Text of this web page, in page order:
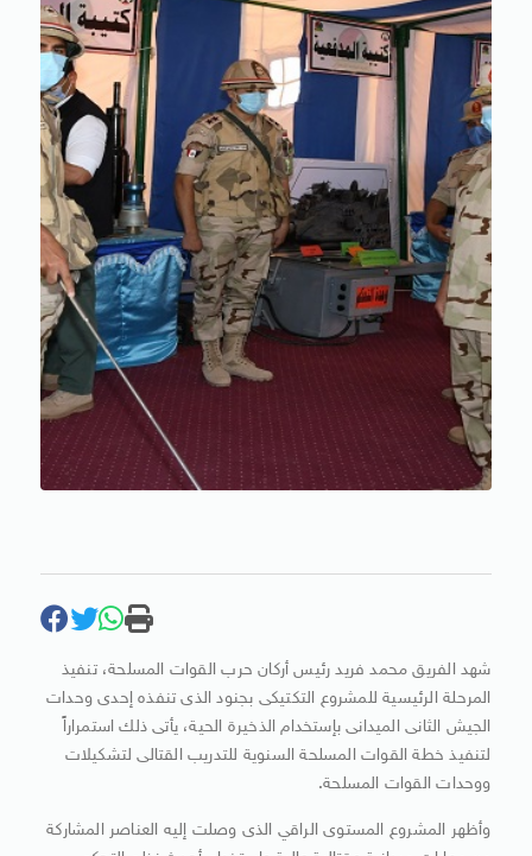
شهد الفريق محمد فريد رئيس أركان حرب القوات المسلحة، تنفيذ
المرحلة الرئيسية للمشروع التكتيكى بجنود الذى تنفذه إحدى وحدات
الجيش الثانى الميدانى بإستخدام الذخيرة الحية، يأتى ذلك استمراراً
لتنفيذ خطة القوات المسلحة السنوية للتدريب القتالى لتشكيلات
ووحدات القوات المسلحة.
وأظهر المشروع المستوى الراقي الذى وصلت إليه العناصر المشاركة